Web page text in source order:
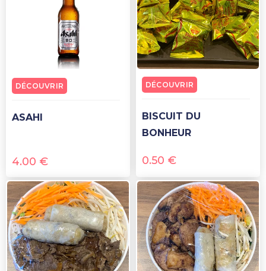
ASAHI
4.00 €
DÉCOUVRIR
BISCUIT DU
BONHEUR
0.50 €
DÉCOUVRIR